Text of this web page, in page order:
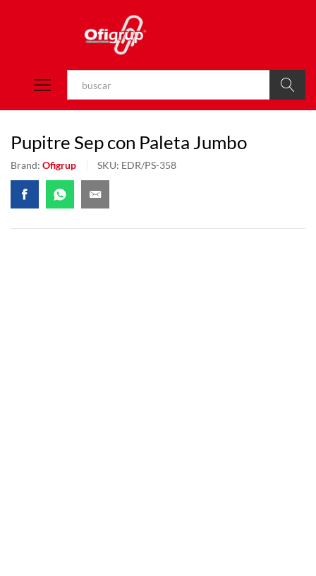
Buscar
Pupitre Sep con Paleta Jumbo
Brand: Ofigrup SKU: EDR/PS-358